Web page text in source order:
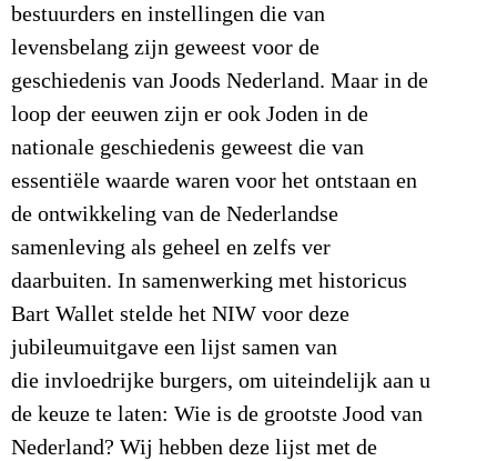
bestuurders en instellingen die van
levensbelang zijn geweest voor de
geschiedenis van Joods Nederland. Maar in de
loop der eeuwen zijn er ook Joden in de
nationale geschiedenis geweest die van
essentiële waarde waren voor het ontstaan en
de ontwikkeling van de Nederlandse
samenleving als geheel en zelfs ver
daarbuiten. In samenwerking met historicus
Bart Wallet stelde het NIW voor deze
jubileumuitgave een lijst samen van
die invloedrijke burgers, om uiteindelijk aan u
de keuze te laten: Wie is de grootste Jood van
Nederland? Wij hebben deze lijst met de